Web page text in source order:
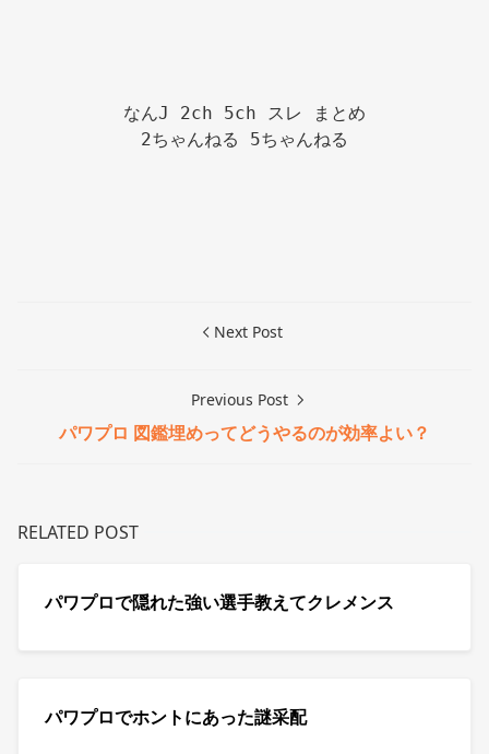
なんJ 2ch 5ch スレ まとめ
2ちゃんねる 5ちゃんねる
Next Post
Previous Post
パワプロ 図鑑埋めってどうやるのが効率よい？
RELATED POST
パワプロで隠れた強い選手教えてクレメンス
パワプロでホントにあった謎采配